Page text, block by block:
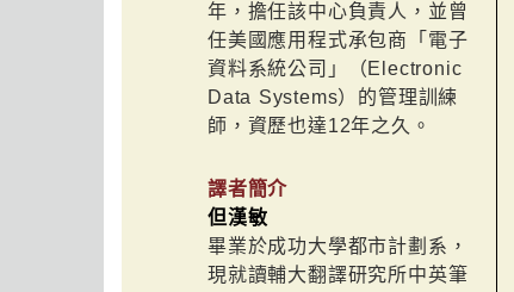
年，擔任該中心負責人，並曾
任美國應用程式承包商「電子
資料系統公司」（Electronic
Data Systems）的管理訓練
師，資歷也達12年之久。
譯者簡介
但漢敏
畢業於成功大學都市計劃系，
現就讀輔大翻譯研究所中英筆